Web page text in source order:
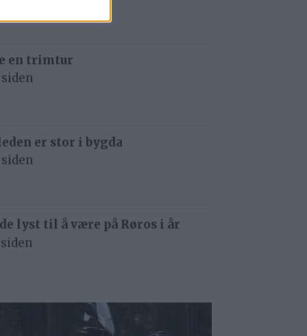
en trimtur
er stor i bygda
lyst til å være på Røros i år